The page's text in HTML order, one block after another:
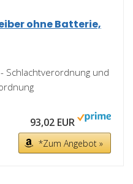
ohne Batterie,
Schlachtverordnung und
93,02 EUR
*Zum Angebot »